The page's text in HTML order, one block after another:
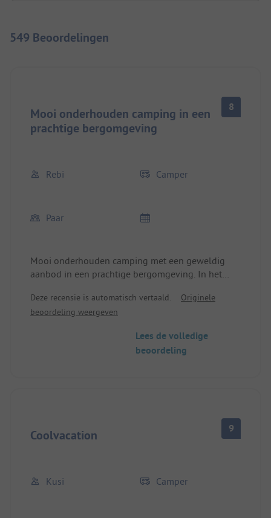
549 Beoordelingen
Mooi onderhouden camping in een
prachtige bergomgeving
8
Rebi Camper
Paar
Mooi onderhouden camping met een geweldig
aanbod in een prachtige bergomgeving. In het
te groot. Zeer vriendelijk personeel. Het is vrij duur,
daarom zijn de extra kosten voor de douche niet
Deze recensie is automatisch vertaald.
Originele
beoordeling weergeven
Lees de volledige
beoordeling
Coolvacation 9
Kusi Camper